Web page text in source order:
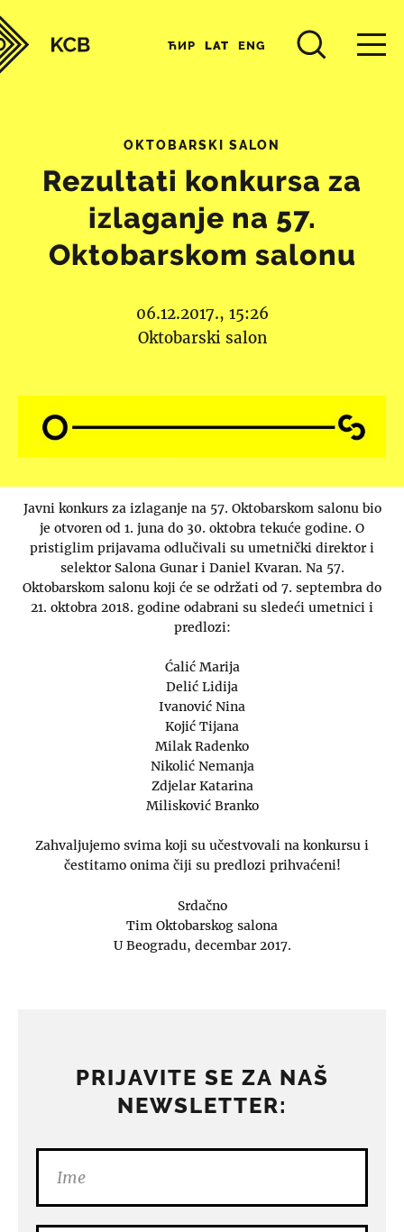
ЋИР LAT ENG
OKTOBARSKI SALON
Rezultati konkursa za
izlaganje na 57.
Oktobarskom salonu
06.12.2017., 15:26
Oktobarski salon
Javni konkurs za izlaganje na 57. Oktobarskom salonu bio
je otvoren od 1. juna do 30. oktobra tekuće godine. O
pristiglim prijavama odlučivali su umetnički direktor i
selektor Salona Gunar i Daniel Kvaran. Na 57.
Oktobarskom salonu koji će se održati od 7. septembra do
21. oktobra 2018. godine odabrani su sledeći umetnici i
predlozi:
Ćalić Marija
Delić Lidija
Ivanović Nina
Kojić Tijana
Milak Radenko
Nikolić Nemanja
Zdjelar Katarina
Milisković Branko
Zahvaljujemo svima koji su učestvovali na konkursu i
čestitamo onima čiji su predlozi prihvaćeni!
Srdačno
Tim Oktobarskog salona
U Beogradu, decembar 2017.
PRIJAVITE SE ZA NAŠ
NEWSLETTER: